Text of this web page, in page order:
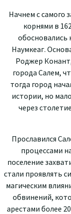
Начнем с самого
корнями в
обосновались
Наумкеаг. Основ
Роджер Кон
города Салем,
тогда город
истории, но мало
через столетие
Прославился
процессами
поселение за
стали проявлять си
магическим
обвинений, кот
арестами более